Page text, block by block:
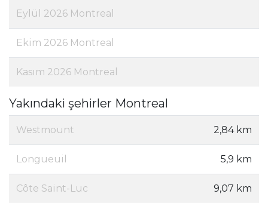
Eylül 2026 Montreal
Ekim 2026 Montreal
Kasım 2026 Montreal
Yakındaki şehirler Montreal
Westmount 2,84 km
Longueuil 5,9 km
Côte Saint-Luc 9,07 km